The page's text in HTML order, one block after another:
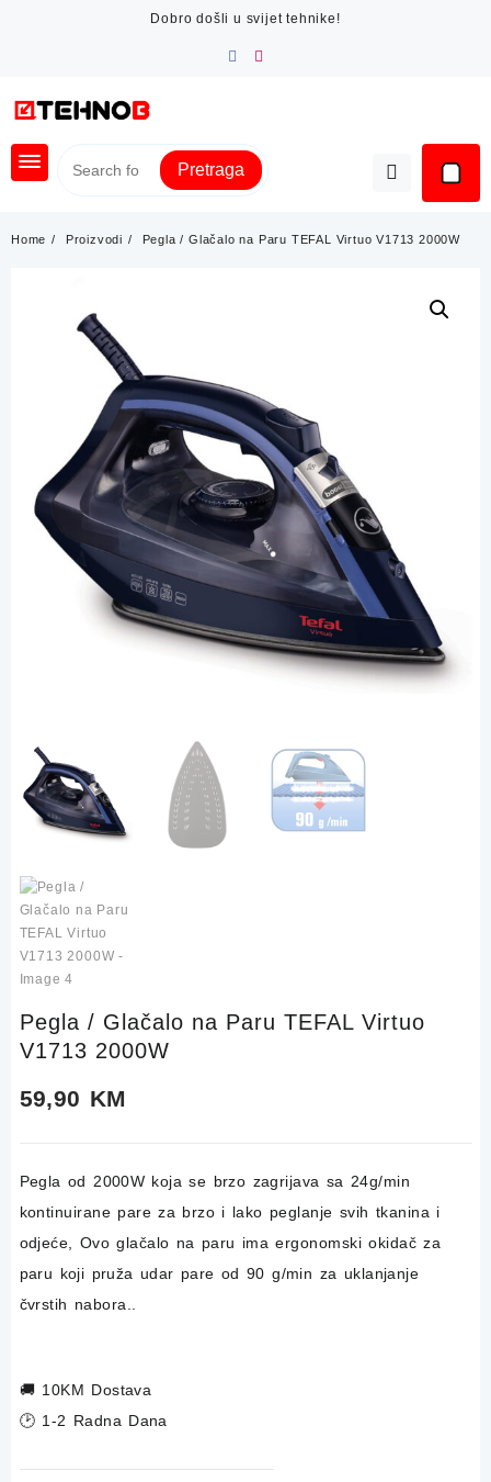
Dobro došli u svijet tehnike!
Pretraga
Home Proizvodi Pegla / Glačalo na Paru TEFAL Virtuo V1713 2000W
Pegla / Glačalo na Paru TEFAL Virtuo
V1713 2000W
59,90 KM
Pegla od 2000W koja se brzo zagrijava sa 24g/min
kontinuirane pare za brzo i lako peglanje svih tkanina i
odjeće, Ovo glačalo na paru ima ergonomski okidač za
paru koji pruža udar pare od 90 g/min za uklanjanje
čvrstih nabora..
🚚 10KM Dostava
🕑 1-2 Radna Dana